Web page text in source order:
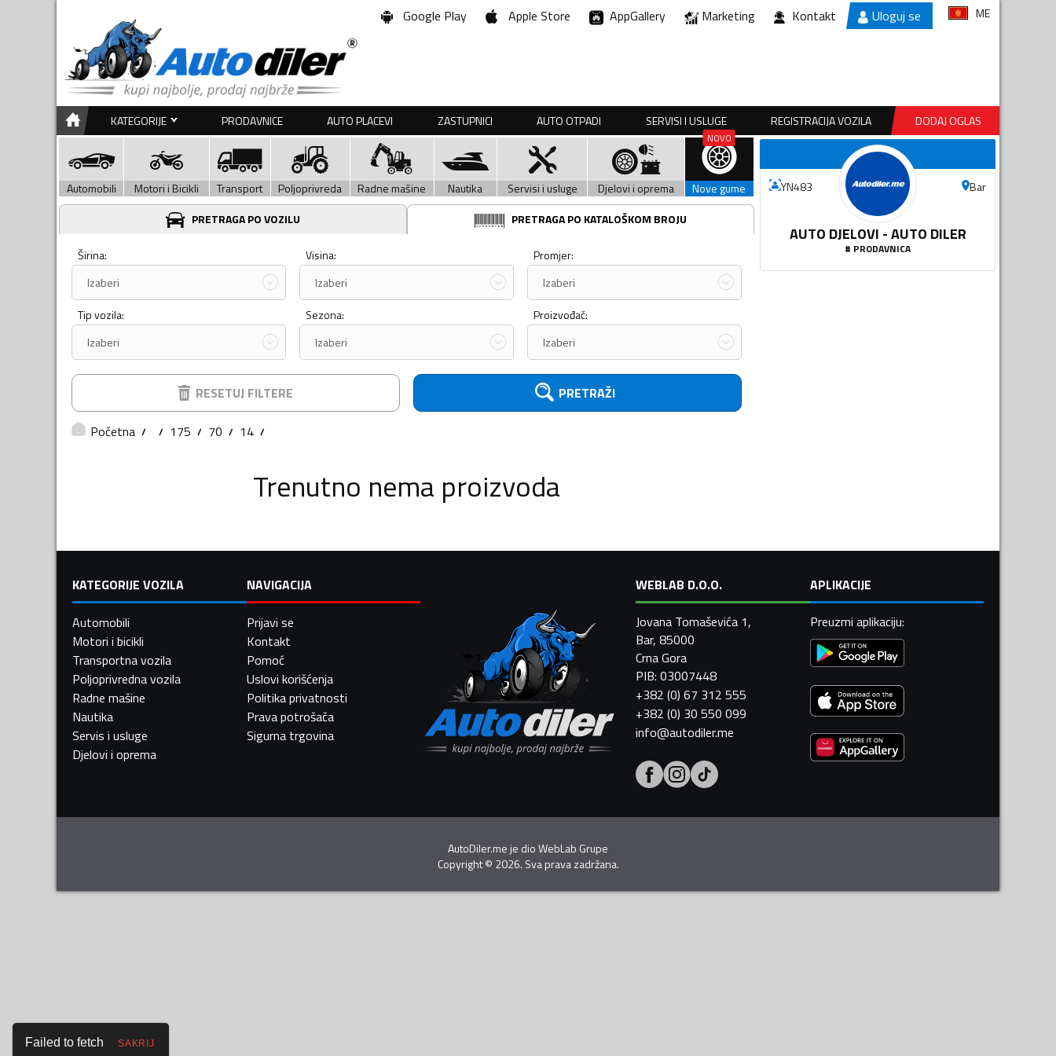
Google Play Apple Store AppGallery Marketing Kontakt Uloguj se ME
KATEGORIJE PRODAVNICE AUTO PLACEVI ZASTUPNICI AUTO OTPADI SERVISI I USLUGE REGISTRACIJA VOZILA DODAJ OGLAS
Automobili Motori i Bicikli Transport Poljoprivreda Radne mašine Nautika Servisi i usluge Djelovi i oprema
Nove gume
PRETRAGA PO VOZILU
PRETRAGA PO KATALOŠKOM BROJU
Širina:
Izaberi
Visina:
Izaberi
Promjer:
Izaberi
Tip vozila:
Izaberi
Sezona:
Izaberi
Proizvođač:
Izaberi
RESETUJ FILTERE PRETRAŽI
Početna 175 70 14
Trenutno nema proizvoda
Failed to fetch SAKRIJ
YN483 Bar
AUTO DJELOVI - AUTO DILER
# PRODAVNICA
KATEGORIJE VOZILA
Automobili
Motori i bicikli
Transportna vozila
Poljoprivredna vozila
Radne mašine
Nautika
Servis i usluge
Djelovi i oprema
NAVIGACIJA
Prijavi se
Kontakt
Pomoć
Uslovi korišćenja
Politika privatnosti
Prava potrošača
Sigurna trgovina
WEBLAB D.O.O.
Jovana Tomaševića 1,
Bar, 85000
Crna Gora
PIB: 03007448
+382 (0) 67 312 555
+382 (0) 30 550 099
info@autodiler.me
APLIKACIJE
Preuzmi aplikaciju:
AutoDiler.me je dioWebLab Grupe
Copyright© 2026. Sva prava zadržana.